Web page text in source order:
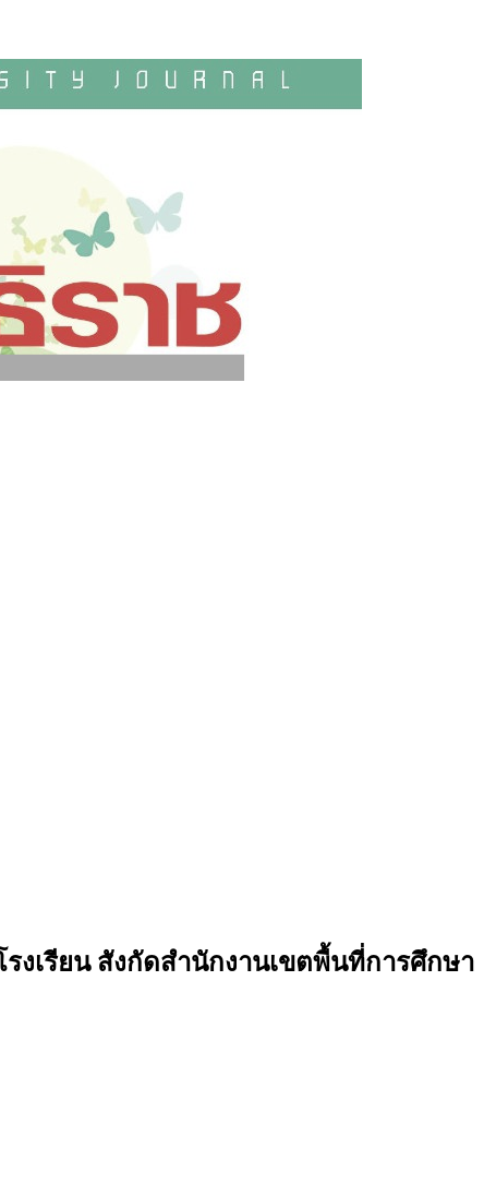
งเรียน สังกัดสำนักงานเขตพื้นที่การศึกษา